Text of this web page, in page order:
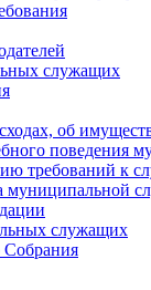
служащих
об
поведения
требований к
муниципальной
служащих